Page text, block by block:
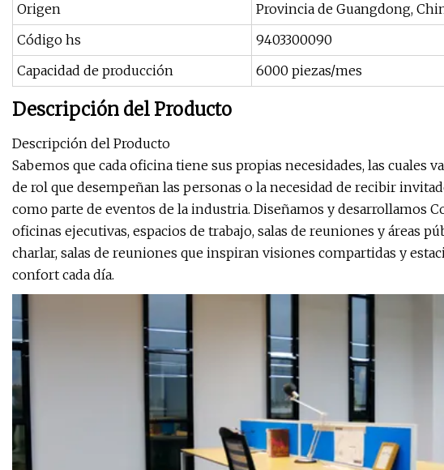
Origen
Provincia de Guangdong,
Código hs
9403300090
Capacidad de producción
6000 piezas/mes
Descripción del Producto
Descripción del Producto
Sabemos que cada oficina tiene sus propias necesidades, las cuales
de rol que desempeñan las personas o la necesidad de recibir
como parte de eventos de la industria. Diseñamos y desarrollamos
oficinas ejecutivas, espacios de trabajo, salas de reuniones y áreas
charlar, salas de reuniones que inspiran visiones compartidas y
confort cada día.